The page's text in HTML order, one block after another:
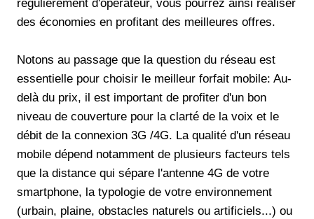
régulièrement d'opérateur, vous pourrez ainsi réaliser
des économies en profitant des meilleures offres.
Notons au passage que la question du réseau est
essentielle pour choisir le meilleur forfait mobile: Au-
delà du prix, il est important de profiter d'un bon
niveau de couverture pour la clarté de la voix et le
débit de la connexion 3G /4G. La qualité d'un réseau
mobile dépend notamment de plusieurs facteurs tels
que la distance qui sépare l'antenne 4G de votre
smartphone, la typologie de votre environnement
(urbain, plaine, obstacles naturels ou artificiels...) ou